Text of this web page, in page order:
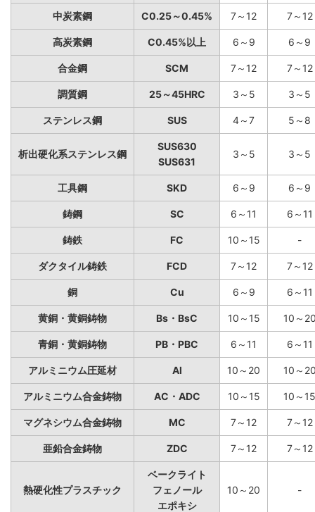
中炭素鋼 C0.25～0.45% 7～12 7～12
高炭素鋼 C0.45%以上 6～9 6～9
合金鋼 SCM 7～12 7～12
調質鋼 25～45HRC 3～5 3～5
ステンレス鋼 SUS 4～7 5～8
析出硬化系ステンレス鋼
SUS630
SUS631
3～5 3～5
工具鋼 SKD 6～9 6～9
鋳鋼 SC 6～11 6～11
鋳鉄 FC 10～15 -
ダクタイル鋳鉄 FCD 7～12 7～12
銅 Cu 6～9 6～11
黄銅・黄銅鋳物 Bs・BsC 10～15 10～
青銅・黄銅鋳物 PB・PBC 6～11 6～11
アルミニウム圧延材 Al 10～20 10～
アルミニウム合金鋳物 AC・ADC 10～15 10～15
マグネシウム合金鋳物 MC 7～12 7～12
亜鉛合金鋳物 ZDC 7～12 7～12
熱硬化性プラスチック
ベークライト
フェノール
エポキシ
10～20 -